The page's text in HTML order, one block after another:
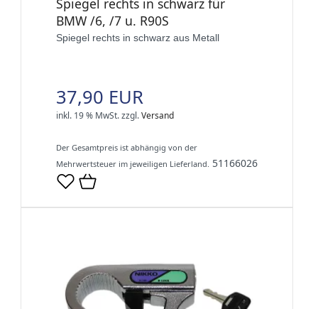
Spiegel rechts in schwarz für
BMW /6, /7 u. R90S
Spiegel rechts in schwarz aus Metall
37,90 EUR
inkl. 19 % MwSt.zzgl.Versand
Der Gesamtpreis ist abhängig von der
Mehrwertsteuer im jeweiligen Lieferland. 51166026